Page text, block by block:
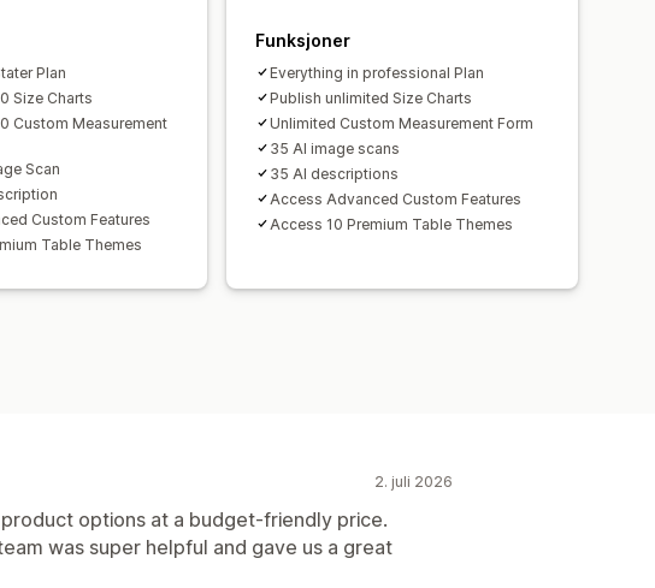
Plan
Size Charts
Custom Measurement
Scan
Custom Features
Table Themes
Funksjoner
Everything in professional Plan
Publish unlimited Size Charts
Unlimited Custom Measurement Form
35 AI image scans
35 AI descriptions
Access Advanced Custom Features
Access 10 Premium Table Themes
2. juli 2026
options at a budget-friendly price.
was super helpful and gave us a great